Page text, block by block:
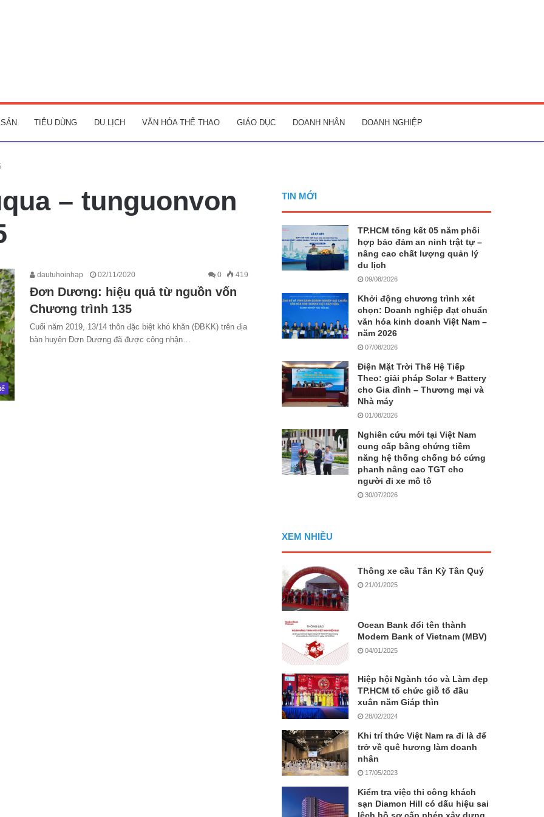
TIÊU DÙNG DU LỊCH VĂN HÓA THỂ THAO GIÁO DỤC DOANH NHÂN DOANH NGHIỆP
– tunguonvon
dautuhoinhap 02/11/2020 0 419
Đơn Dương: hiệu quả từ nguồn vốn
Chương trình 135
Cuối năm 2019, 13/14 thôn đặc biệt khó khăn (ĐBKK) trên địa
bàn huyện Đơn Dương đã được công nhận…
TIN MỚI
TP.HCM tổng kết 05 năm phối
hợp bảo đảm an ninh trật tự –
nâng cao chất lượng quản lý
du lịch
09/08/2026
Khởi động chương trình xét
chọn: Doanh nghiệp đạt chuẩn
văn hóa kinh doanh Việt Nam –
năm 2026
07/08/2026
Điện Mặt Trời Thế Hệ Tiếp
Theo: giải pháp Solar + Battery
cho Gia đình – Thương mại và
Nhà máy
01/08/2026
Nghiên cứu mới tại Việt Nam
cung cấp bằng chứng tiềm
năng hệ thống chống bó cứng
phanh nâng cao TGT cho
người đi xe mô tô
30/07/2026
XEM NHIỀU
Thông xe cầu Tân Kỳ Tân Quý
21/01/2025
Ocean Bank đổi tên thành
Modern Bank of Vietnam (MBV)
04/01/2025
Hiệp hội Ngành tóc và Làm đẹp
TP.HCM tổ chức giỗ tổ đầu
xuân năm Giáp thìn
28/02/2024
Khi trí thức Việt Nam ra đi là để
trở về quê hương làm doanh
nhân
17/05/2023
Kiểm tra việc thi công khách
sạn Diamon Hill có dấu hiệu sai